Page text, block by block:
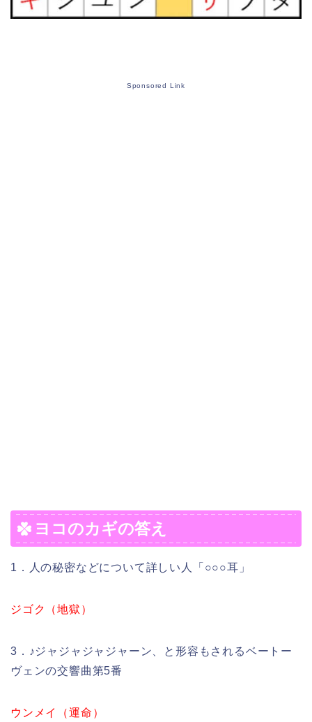
Sponsored Link
ヨコのカギの答え
1．人の秘密などについて詳しい人「○○○耳」
ジゴク（地獄）
3．♪ジャジャジャジャーン、と形容もされるベートー
ヴェンの交響曲第5番
ウンメイ（運命）